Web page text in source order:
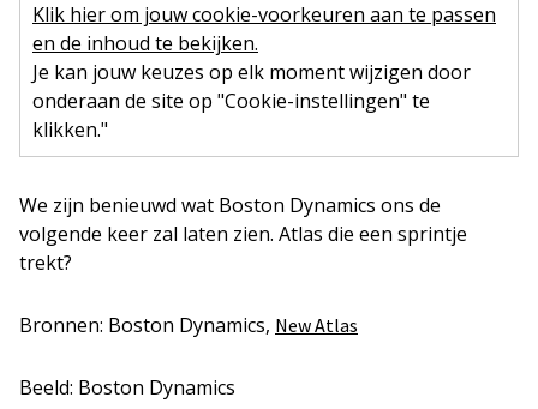
Klik hier om jouw cookie-voorkeuren aan te passen
en de inhoud te bekijken.
Je kan jouw keuzes op elk moment wijzigen door
onderaan de site op "Cookie-instellingen" te
klikken."
We zijn benieuwd wat Boston Dynamics ons de
volgende keer zal laten zien. Atlas die een sprintje
trekt?
Bronnen: Boston Dynamics, New Atlas
Beeld: Boston Dynamics